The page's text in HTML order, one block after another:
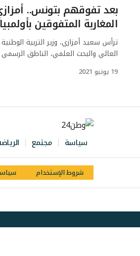
بعد تفوقهم بتونس..
المغاربة المتفوقين
ترأس سعيد أمزازي، وزير التربية
العالي والبحث العلمي، الناطق
19 يونيو 2021
سياسة مجتمع
شروط الإستخدام